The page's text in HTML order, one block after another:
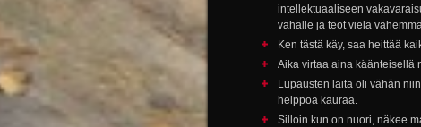
intellektuaaliseen
vähälle ja teot vielä
Ken tästä käy, saa heittää
Aika virtaa aina käänteisellä
Lupausten laita oli vähän
helppoa kauraa.
Silloin kun on nuori, näkee